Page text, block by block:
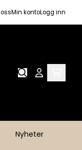
Min kontoLogg inn
Nyheter